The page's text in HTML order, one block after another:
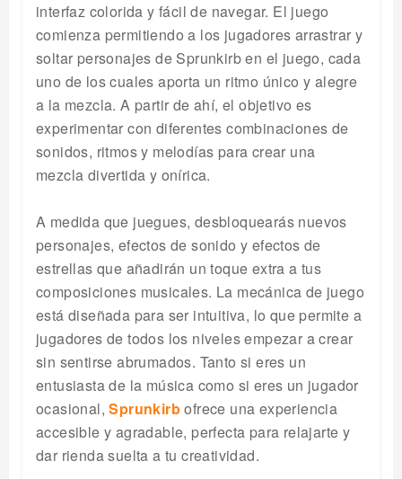
interfaz colorida y fácil de navegar. El juego
comienza permitiendo a los jugadores arrastrar y
soltar personajes de Sprunkirb en el juego, cada
uno de los cuales aporta un ritmo único y alegre
a la mezcla. A partir de ahí, el objetivo es
experimentar con diferentes combinaciones de
sonidos, ritmos y melodías para crear una
mezcla divertida y onírica.
A medida que juegues, desbloquearás nuevos
personajes, efectos de sonido y efectos de
estrellas que añadirán un toque extra a tus
composiciones musicales. La mecánica de juego
está diseñada para ser intuitiva, lo que permite a
jugadores de todos los niveles empezar a crear
sin sentirse abrumados. Tanto si eres un
entusiasta de la música como si eres un jugador
ocasional,Sprunkirbofrece una experiencia
accesible y agradable, perfecta para relajarte y
dar rienda suelta a tu creatividad.